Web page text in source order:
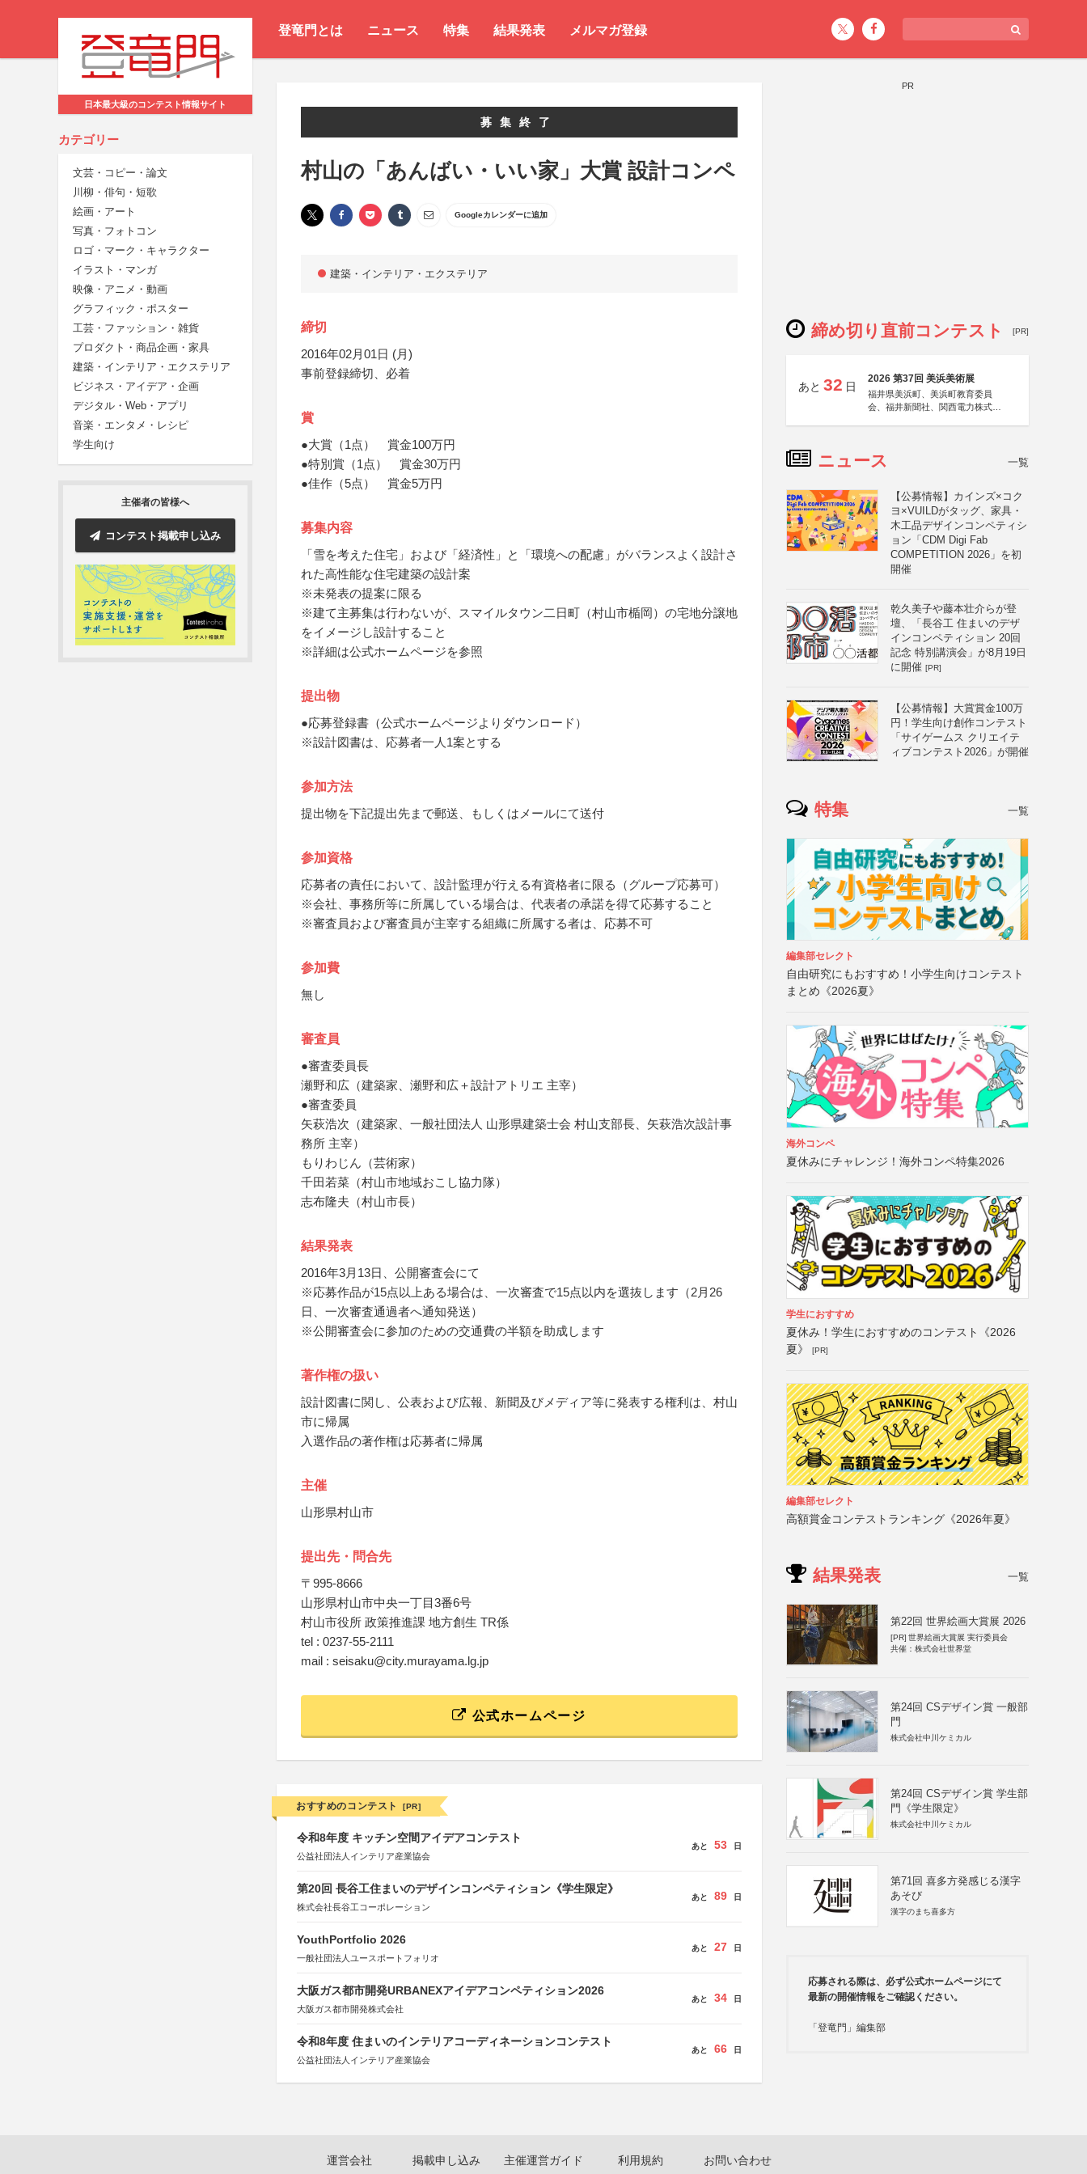
登竜門とは ニュース 特集 結果発表 メルマガ登録
日本最大級のコンテスト情報サイト
カテゴリー
文芸・コピー・論文
川柳・俳句・短歌
絵画・アート
写真・フォトコン
ロゴ・マーク・キャラクター
イラスト・マンガ
映像・アニメ・動画
グラフィック・ポスター
工芸・ファッション・雑貨
プロダクト・商品企画・家具
建築・インテリア・エクステリア
ビジネス・アイデア・企画
デジタル・Web・アプリ
音楽・エンタメ・レシピ
学生向け
主催者の皆様へ
コンテスト掲載申し込み
募集終了
村山の「あんばい・いい家」大賞 設計コンペ
Googleカレンダーに追加
建築・インテリア・エクステリア
締切
2016年02月01日 (月)
事前登録締切、必着
賞
●大賞（1点） 賞金100万円
●特別賞（1点） 賞金30万円
●佳作（5点） 賞金5万円
募集内容
「雪を考えた住宅」および「経済性」と「環境への配慮」がバランスよく設計さ
れた高性能な住宅建築の設計案
※未発表の提案に限る
※建て主募集は行わないが、スマイルタウン二日町（村山市楯岡）の宅地分譲地
をイメージし設計すること
※詳細は公式ホームページを参照
提出物
●応募登録書（公式ホームページよりダウンロード）
※設計図書は、応募者一人1案とする
参加方法
提出物を下記提出先まで郵送、もしくはメールにて送付
参加資格
応募者の責任において、設計監理が行える有資格者に限る（グループ応募可）
※会社、事務所等に所属している場合は、代表者の承諾を得て応募すること
※審査員および審査員が主宰する組織に所属する者は、応募不可
参加費
無し
審査員
●審査委員長
瀬野和広（建築家、瀬野和広＋設計アトリエ 主宰）
●審査委員
矢萩浩次（建築家、一般社団法人 山形県建築士会 村山支部長、矢萩浩次設計事
務所 主宰）
もりわじん（芸術家）
千田若菜（村山市地域おこし協力隊）
志布隆夫（村山市長）
結果発表
2016年3月13日、公開審査会にて
※応募作品が15点以上ある場合は、一次審査で15点以内を選抜します（2月26
日、一次審査通過者へ通知発送）
※公開審査会に参加のための交通費の半額を助成します
著作権の扱い
設計図書に関し、公表および広報、新聞及びメディア等に発表する権利は、村山
市に帰属
入選作品の著作権は応募者に帰属
主催
山形県村山市
提出先・問合先
〒995-8666
山形県村山市中央一丁目3番6号
村山市役所 政策推進課 地方創生 TR係
tel : 0237-55-2111
mail : seisaku@city.murayama.lg.jp
公式ホームページ
おすすめのコンテスト [PR]
令和8年度 キッチン空間アイデアコンテスト
公益社団法人インテリア産業協会
あと 53 日
第20回 長谷工住まいのデザインコンペティション《学生限定》
株式会社長谷工コーポレーション
あと 89 日
YouthPortfolio 2026
一般社団法人ユースポートフォリオ
あと 27 日
大阪ガス都市開発URBANEXアイデアコンペティション2026
大阪ガス都市開発株式会社
あと 34 日
令和8年度 住まいのインテリアコーディネーションコンテスト
公益社団法人インテリア産業協会
あと 66 日
PR
締め切り直前コンテスト [PR]
あと 32 日
2026 第37回 美浜美術展
福井県美浜町、美浜町教育委員
会、福井新聞社、関西電力株式会
ニュース 一覧
【公募情報】カインズ×コク
ヨ×VUILDがタッグ、家具・
木工品デザインコンペティシ
ョン「CDM Digi Fab
COMPETITION 2026」を初
開催
乾久美子や藤本壮介らが登
壇、「長谷工 住まいのデザ
インコンペティション 20回
記念 特別講演会」が8月19日
に開催 [PR]
【公募情報】大賞賞金100万
円！学生向け創作コンテスト
「サイゲームス クリエイテ
ィブコンテスト2026」が開催
特集 一覧
編集部セレクト
自由研究にもおすすめ！小学生向けコンテスト
まとめ《2026夏》
海外コンペ
夏休みにチャレンジ！海外コンペ特集2026
学生におすすめ
夏休み！学生におすすめのコンテスト《2026
夏》
[PR]
編集部セレクト
高額賞金コンテストランキング《2026年夏》
結果発表 一覧
第22回 世界絵画大賞展 2026
[PR] 世界絵画大賞展 実行委員会
共催：株式会社世界堂
第24回 CSデザイン賞 一般部
門
株式会社中川ケミカル
第24回 CSデザイン賞 学生部
門《学生限定》
株式会社中川ケミカル
第71回 喜多方発感じる漢字
あそび
漢字のまち喜多方
応募される際は、必ず公式ホームページにて
最新の開催情報をご確認ください。
「登竜門」編集部
運営会社 掲載申し込み 主催運営ガイド 利用規約 お問い合わせ